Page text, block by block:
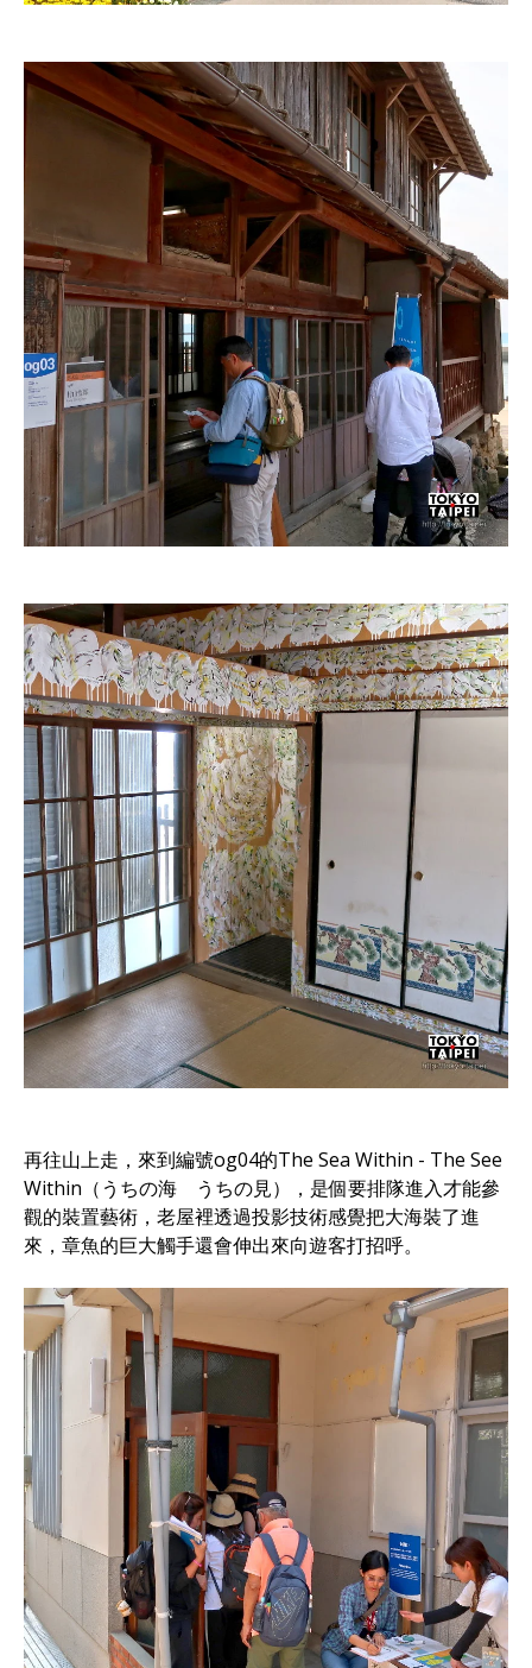
再往山上走，來到編號og04的The Sea Within - The See
Within（うちの海 うちの見），是個要排隊進入才能參
觀的裝置藝術，老屋裡透過投影技術感覺把大海裝了進
來，章魚的巨大觸手還會伸出來向遊客打招呼。